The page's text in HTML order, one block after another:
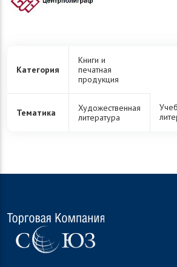
Категория
Книги и
печатная
продукция
Тематика
Художественная
литература